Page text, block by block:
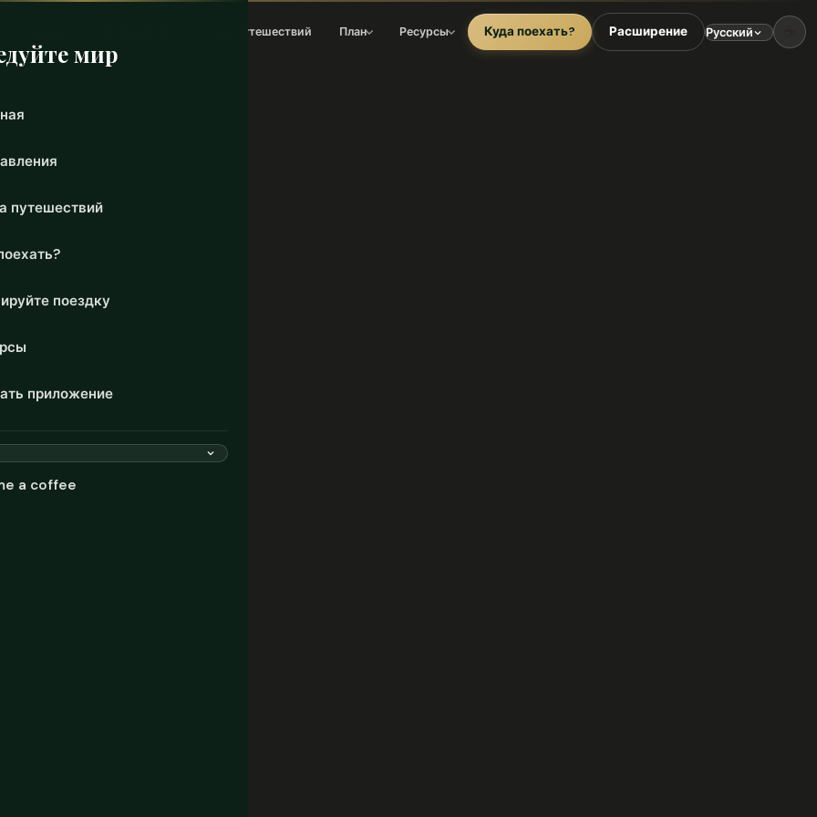
Стена путешествий План Ресурсы Куда поехать? Расширение
мир
путешествий
поездку
приложение
a coffee